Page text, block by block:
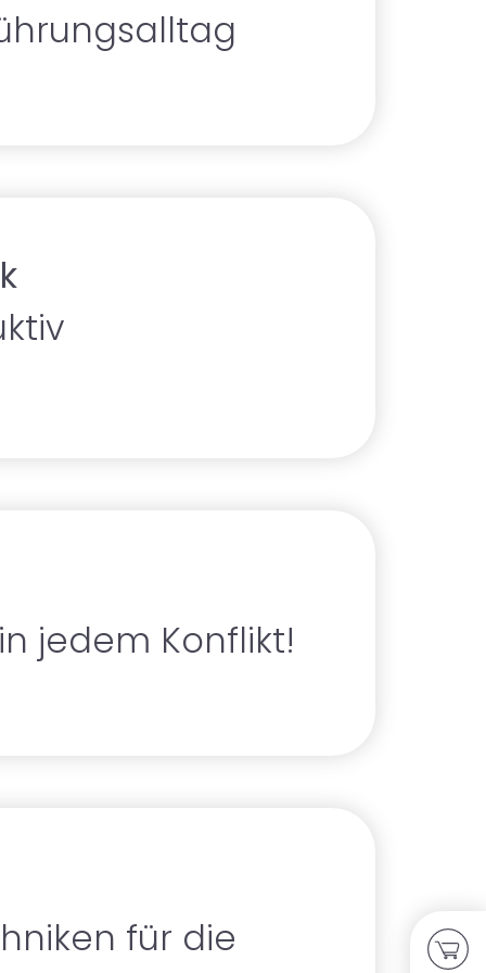
jedem Konflikt!
für die